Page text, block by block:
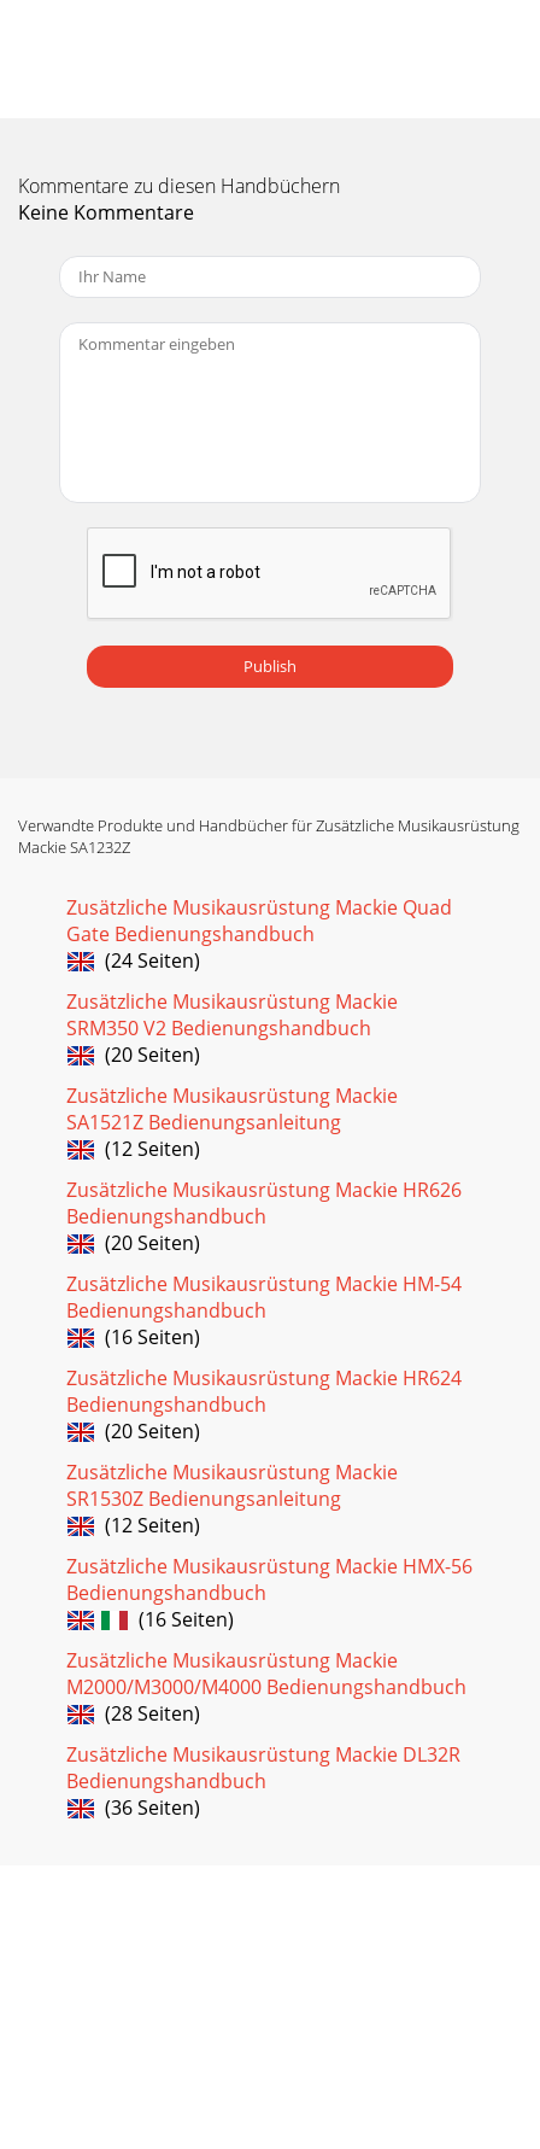
Seite 12
89SA1232z SPECIFICATIONSAcoustic Performance
Kommentare zu diesen Handbüchern
Keine Kommentare
Publish
Verwandte Produkte und Handbücher für Zusätzliche Musikausrüstung
Mackie SA1232Z
Zusätzliche Musikausrüstung Mackie Quad
Gate Bedienungshandbuch
(24 Seiten)
Zusätzliche Musikausrüstung Mackie
SRM350 V2 Bedienungshandbuch
(20 Seiten)
Zusätzliche Musikausrüstung Mackie
SA1521Z Bedienungsanleitung
(12 Seiten)
Zusätzliche Musikausrüstung Mackie HR626
Bedienungshandbuch
(20 Seiten)
Zusätzliche Musikausrüstung Mackie HM-54
Bedienungshandbuch
(16 Seiten)
Zusätzliche Musikausrüstung Mackie HR624
Bedienungshandbuch
(20 Seiten)
Zusätzliche Musikausrüstung Mackie
SR1530Z Bedienungsanleitung
(12 Seiten)
Zusätzliche Musikausrüstung Mackie HMX-56
Bedienungshandbuch
(16 Seiten)
Zusätzliche Musikausrüstung Mackie
M2000/M3000/M4000 Bedienungshandbuch
(28 Seiten)
Zusätzliche Musikausrüstung Mackie DL32R
Bedienungshandbuch
(36 Seiten)